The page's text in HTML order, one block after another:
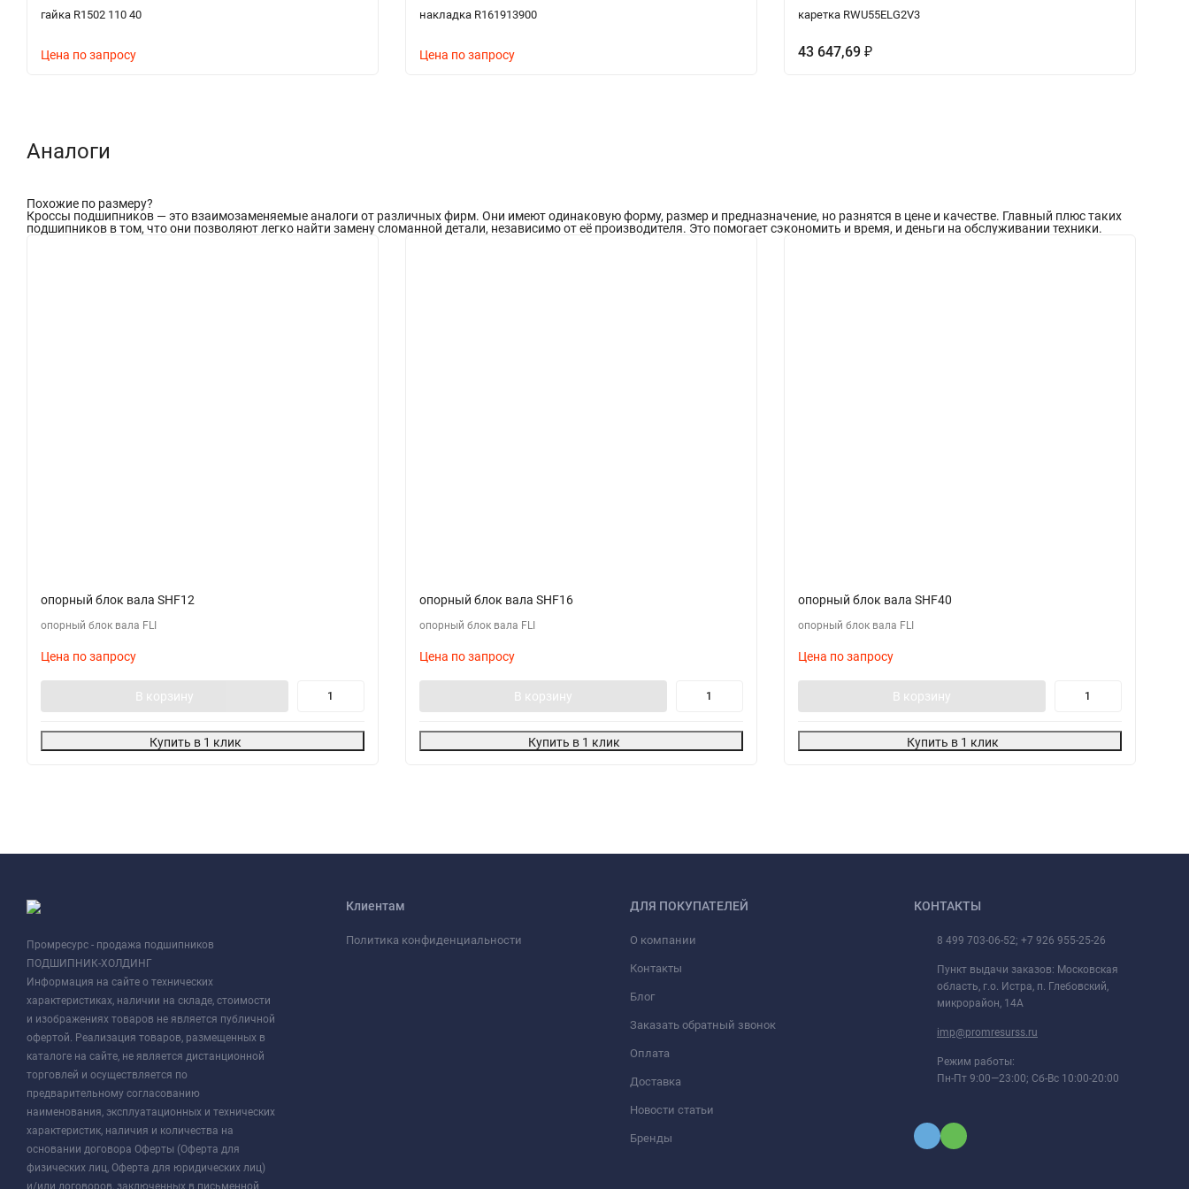
гайка R1502 110 40
Цена по запросу
накладка R161913900
Цена по запросу
каретка RWU55ELG2V3
43 647,69 ₽
Аналоги
Похожие по размеру?
Кроссы подшипников — это взаимозаменяемые аналоги от различных фирм. Они имеют одинаковую форму, размер и предназначение, но разнятся в цене и качестве. Главный плюс таких
подшипников в том, что они позволяют легко найти замену сломанной детали, независимо от её производителя. Это помогает сэкономить и время, и деньги на обслуживании техники.
опорный блок вала SHF12
опорный блок вала FLI
Цена по запросу
В корзину
Купить в 1 клик
опорный блок вала SHF16
опорный блок вала FLI
Цена по запросу
В корзину
Купить в 1 клик
опорный блок вала SHF40
опорный блок вала FLI
Цена по запросу
В корзину
Купить в 1 клик
Промресурс - продажа подшипников
ПОДШИПНИК-ХОЛДИНГ
Информация на сайте о технических
характеристиках, наличии на складе, стоимости
и изображениях товаров не является публичной
офертой. Реализация товаров, размещенных в
каталоге на сайте, не является дистанционной
торговлей и осуществляется по
предварительному согласованию
наименования, эксплуатационных и технических
характеристик, наличия и количества на
основании договора Оферты (Оферта для
физических лиц, Оферта для юридических лиц)
и/или договоров, заключенных в письменной
Клиентам
Политика конфиденциальности
ДЛЯ ПОКУПАТЕЛЕЙ
О компании
Контакты
Блог
Заказать обратный звонок
Оплата
Доставка
Новости статьи
Бренды
КОНТАКТЫ
8 499 703-06-52; +7 926 955-25-26
Пункт выдачи заказов: Московская
область, г.о. Истра, п. Глебовский,
микрорайон, 14А
imp@promresurss.ru
Режим работы:
Пн-Пт 9:00—23:00; Сб-Вс 10:00-20:00